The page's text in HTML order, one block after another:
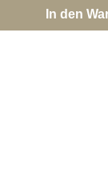
In den